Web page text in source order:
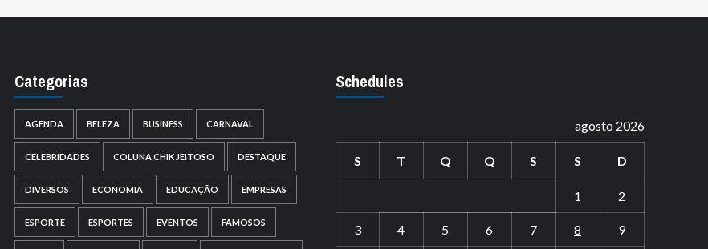
Categorias
AGENDA BELEZA BUSINESS CARNAVAL
CELEBRIDADES COLUNA CHIK JEITOSO DESTAQUE
DIVERSOS ECONOMIA EDUCAÇÃO EMPRESAS
ESPORTE ESPORTES EVENTOS FAMOSOS
Schedules
agosto 2026
S T Q Q S S D
1 2
3 4 5 6 7 8 9